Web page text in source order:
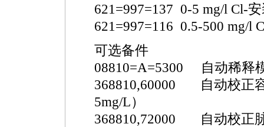
621=997=137 0-5 mg/l Cl-
621=997=116 0.5-500 mg/l
可选备件
08810=A=5300 自动稀释
368810,60000 自动校正容
5mg/L）
368810,72000 自动校正脉